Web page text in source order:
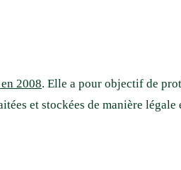
2008. Elle a pour objectif de
et stockées de manière